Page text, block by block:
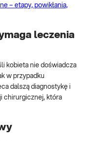
– etapy, powikłania,
leczenia
kobieta nie doświadcza
w przypadku
dalszą diagnostykę i
chirurgicznej, która